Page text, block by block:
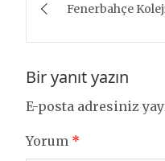
gezinmesi
Fenerbahçe
Bir yanıt yazın
E-posta adresiniz
Yorum *